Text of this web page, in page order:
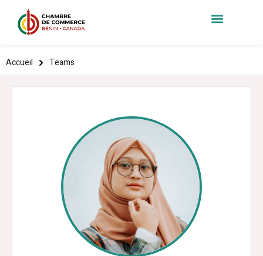
Accueil Teams